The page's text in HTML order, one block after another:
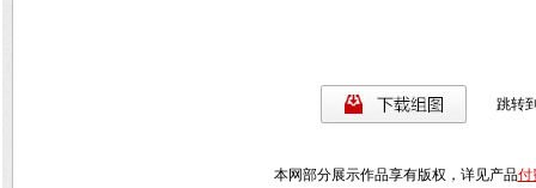
跳转
本网部分展示作品享有版权，详见产品付